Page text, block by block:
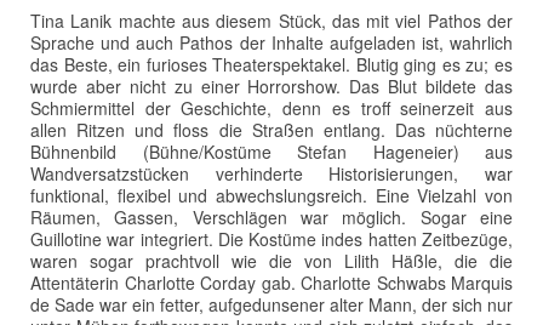
Tina Lanik machte aus diesem Stück, das mit viel Pathos der
Sprache und auch Pathos der Inhalte aufgeladen ist, wahrlich
das Beste, ein furioses Theaterspektakel. Blutig ging es zu; es
wurde aber nicht zu einer Horrorshow. Das Blut bildete das
Schmiermittel der Geschichte, denn es troff seinerzeit aus
allen Ritzen und floss die Straßen entlang. Das nüchterne
Bühnenbild (Bühne/Kostüme Stefan Hageneier) aus
Wandversatzstücken verhinderte Historisierungen, war
funktional, flexibel und abwechslungsreich. Eine Vielzahl von
Räumen, Gassen, Verschlägen war möglich. Sogar eine
Guillotine war integriert. Die Kostüme indes hatten Zeitbezüge,
waren sogar prachtvoll wie die von Lilith Häßle, die die
Attentäterin Charlotte Corday gab. Charlotte Schwabs Marquis
de Sade war ein fetter, aufgedunsener alter Mann, der sich nur